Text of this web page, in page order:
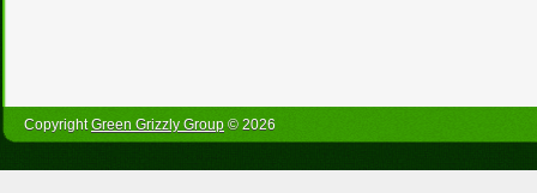
CopyrightGreen Grizzly Group © 2026